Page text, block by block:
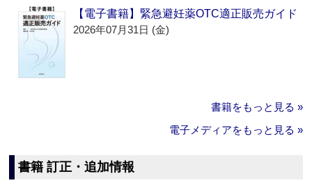
【電子書籍】緊急避妊薬OTC適正販売ガイド
2026年07月31日 (金)
書籍をもっと見る »
電子メディアをもっと見る »
書籍 訂正・追加情報